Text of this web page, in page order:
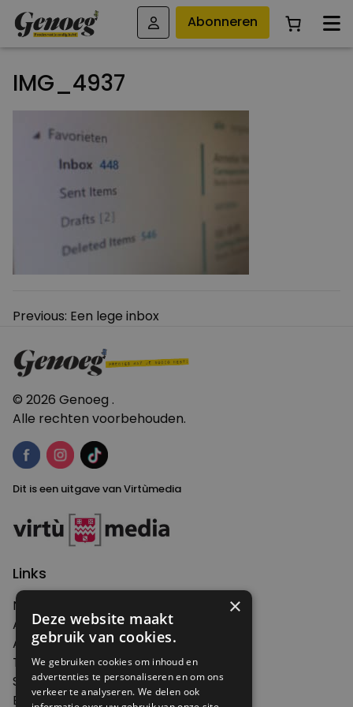
Abonneren
IMG_4937
Bericht
Previous: Een lege inbox
© 2026 Genoeg .
Alle rechten voorbehouden.
Dit is een uitgave van Virtùmedia
Links
Nieuws
Artikelen
Agenda
Thema's
Shop
Edities
×
Deze website maakt
gebruik van cookies.
We gebruiken cookies om inhoud en
advertenties te personaliseren en om ons
verkeer te analyseren. We delen ook